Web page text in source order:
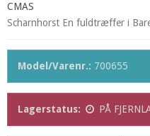
CMAS
Scharnhorst En fuldtræffer i
Model/Varenr.: 700655
Lagerstatus: PÅ